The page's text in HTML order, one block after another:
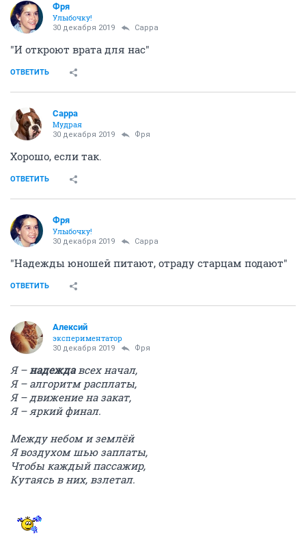
Фря
Улыбочку!
30 декабря 2019 Сарра
"И откроют врата для нас"
ОТВЕТИТЬ
Сарра
Мудрая
30 декабря 2019 Фря
Хорошо, если так.
ОТВЕТИТЬ
Фря
Улыбочку!
30 декабря 2019 Сарра
"Надежды юношей питают, отраду старцам подают"
ОТВЕТИТЬ
Алексий
экспериментатор
30 декабря 2019 Фря
Я – надежда всех начал,
Я – алгоритм расплаты,
Я – движение на закат,
Я – яркий финал.
Между небом и землёй
Я воздухом шью заплаты,
Чтобы каждый пассажир,
Кутаясь в них, взлетал.